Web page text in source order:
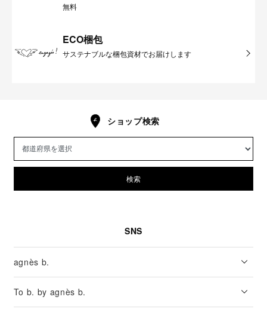
無料
ECO梱包
サステナブルな梱包資材でお届けします
ショップ検索
検索
SNS
agnès b.
To b. by agnès b.